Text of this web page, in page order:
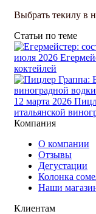
Выбрать текилу в
Статьи по теме
июля 2026
коктейлей
12 марта 2026
итальянской
Компания
О компании
Отзывы
Дегустации
Колонка
Наши
Клиентам